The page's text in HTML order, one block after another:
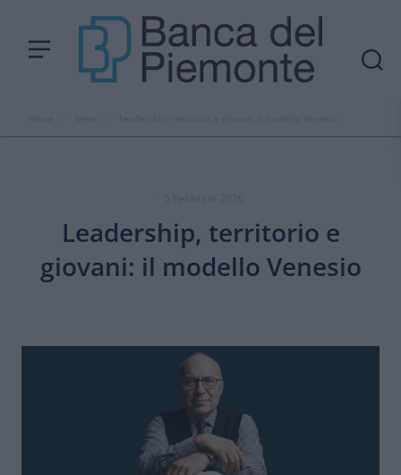
Leadership, territorio e
giovani: il modello Venesio